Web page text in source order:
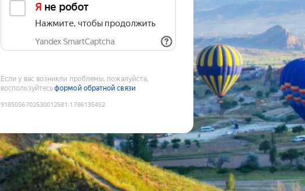
Я не робот
Нажмите, чтобы продолжить
Yandex SmartCaptcha
Если у вас возникли проблемы, пожалуйста,
воспользуйтесьформой обратной связи
9185056702530012581 :1786135452